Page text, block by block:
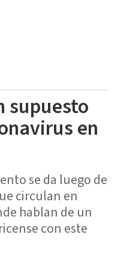
supuesto
en
se da luego de
circulan en
hablan de un
con este